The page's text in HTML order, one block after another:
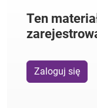
Ten
Zaloguj się